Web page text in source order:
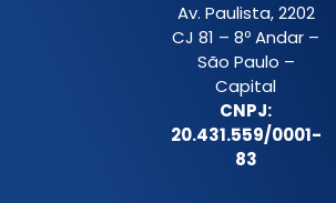
Av. Paulista, 2202
CJ 81 – 8º Andar –
São Paulo –
Capital
CNPJ:
20.431.559/0001-
83